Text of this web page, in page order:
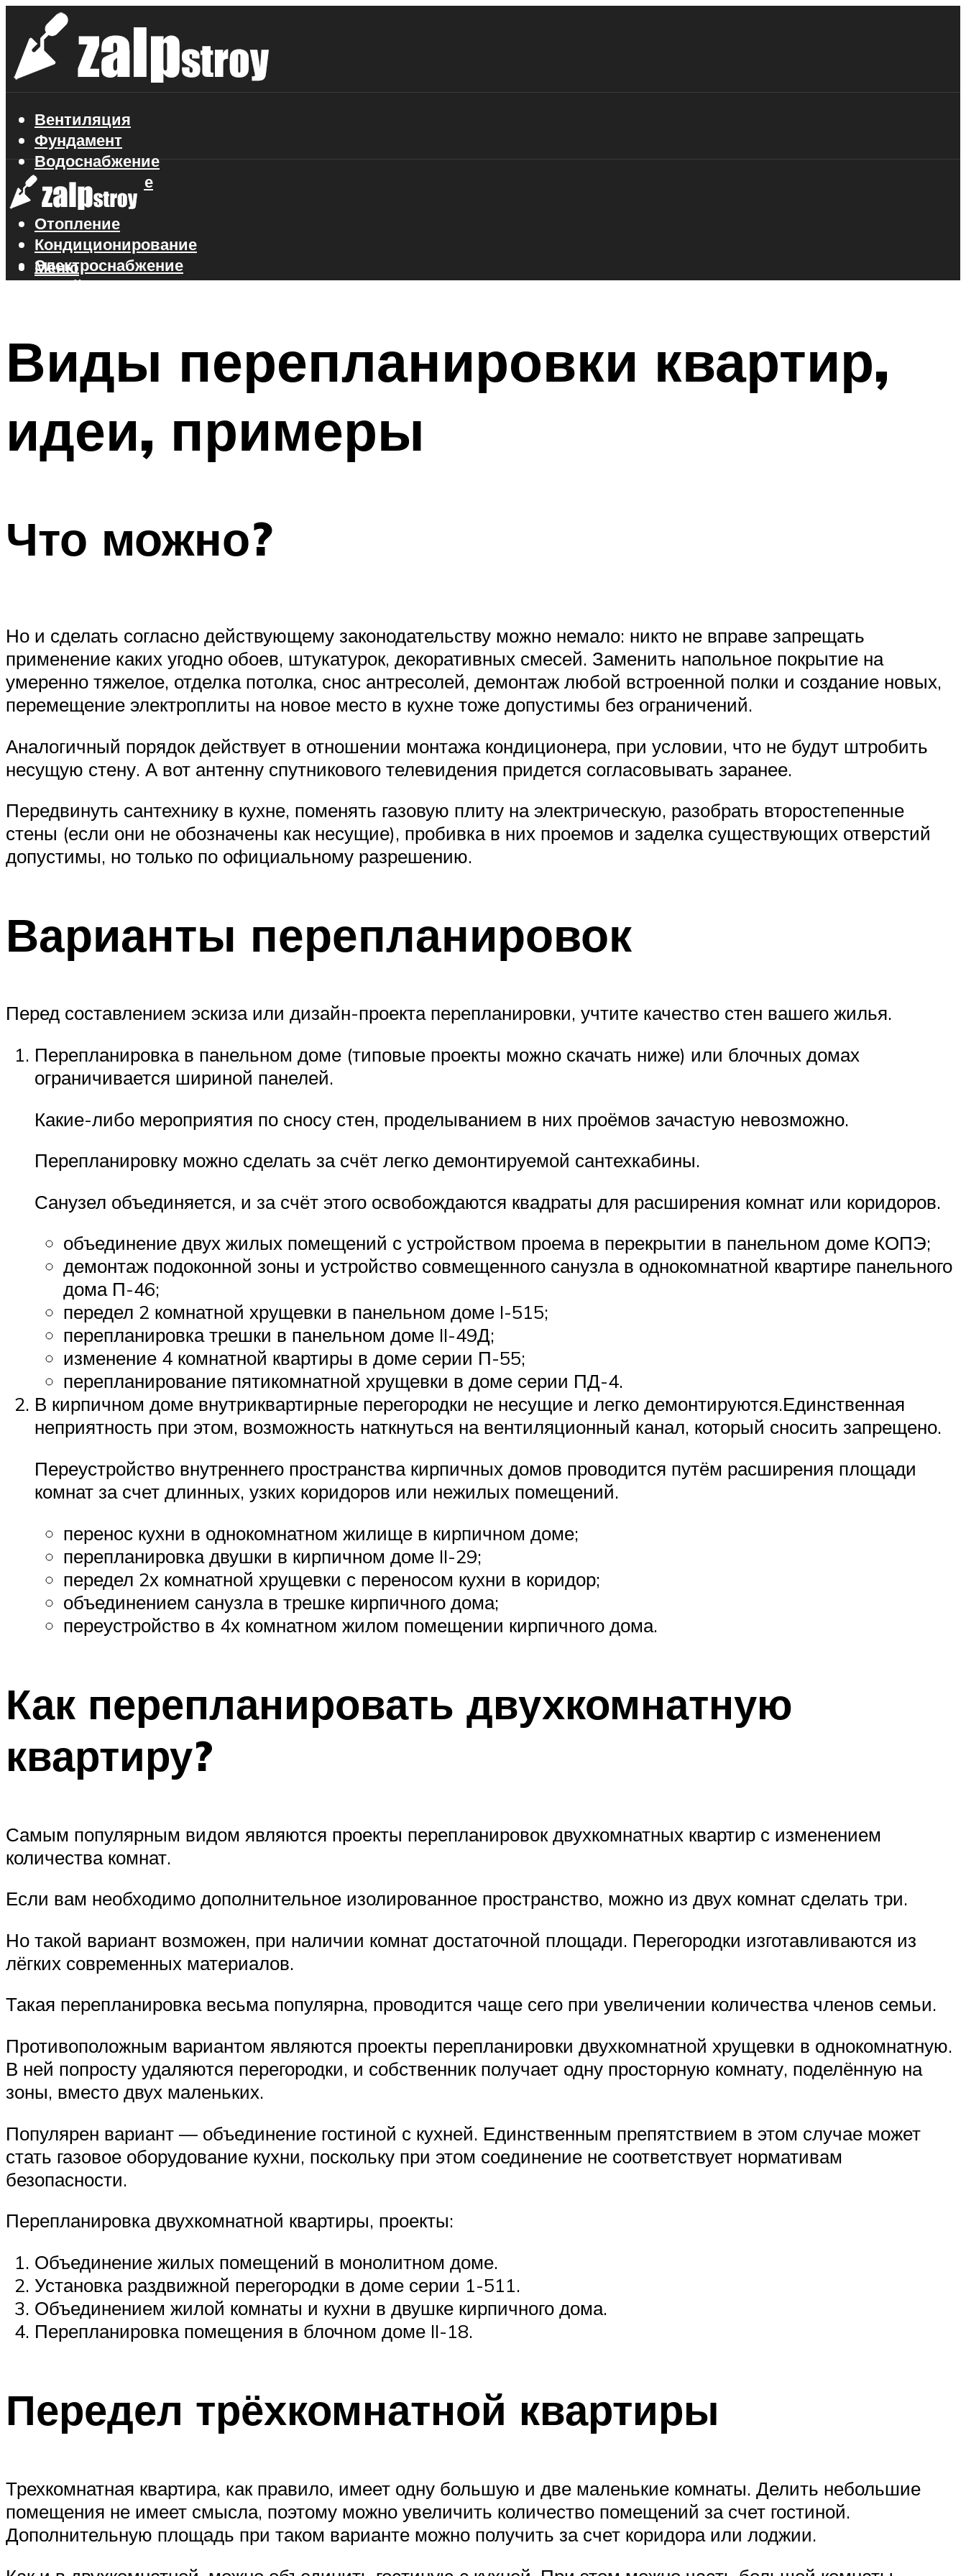
Вентиляция
Фундамент
Водоснабжение
Газоснабжение
Канализация
Отопление
Кондиционирование
Электроснабжение
Стройматериалы
Меню
Виды перепланировки квартир,
идеи, примеры
Что можно?
Но и сделать согласно действующему законодательству можно немало: никто не вправе запрещать
применение каких угодно обоев, штукатурок, декоративных смесей. Заменить напольное покрытие на
умеренно тяжелое, отделка потолка, снос антресолей, демонтаж любой встроенной полки и создание новых,
перемещение электроплиты на новое место в кухне тоже допустимы без ограничений.
Аналогичный порядок действует в отношении монтажа кондиционера, при условии, что не будут штробить
несущую стену. А вот антенну спутникового телевидения придется согласовывать заранее.
Передвинуть сантехнику в кухне, поменять газовую плиту на электрическую, разобрать второстепенные
стены (если они не обозначены как несущие), пробивка в них проемов и заделка существующих отверстий
допустимы, но только по официальному разрешению.
Варианты перепланировок
Перед составлением эскиза или дизайн-проекта перепланировки, учтите качество стен вашего жилья.
Перепланировка в панельном доме (типовые проекты можно скачать ниже) или блочных домах
ограничивается шириной панелей.
Какие-либо мероприятия по сносу стен, проделыванием в них проёмов зачастую невозможно.
Перепланировку можно сделать за счёт легко демонтируемой сантехкабины.
Санузел объединяется, и за счёт этого освобождаются квадраты для расширения комнат или коридоров.
объединение двух жилых помещений с устройством проема в перекрытии в панельном доме КОПЭ;
демонтаж подоконной зоны и устройство совмещенного санузла в однокомнатной квартире панельного
дома П-46;
передел 2 комнатной хрущевки в панельном доме I-515;
перепланировка трешки в панельном доме II-49Д;
изменение 4 комнатной квартиры в доме серии П-55;
перепланирование пятикомнатной хрущевки в доме серии ПД-4.
В кирпичном доме внутриквартирные перегородки не несущие и легко демонтируются.Единственная
неприятность при этом, возможность наткнуться на вентиляционный канал, который сносить запрещено.
Переустройство внутреннего пространства кирпичных домов проводится путём расширения площади
комнат за счет длинных, узких коридоров или нежилых помещений.
перенос кухни в однокомнатном жилище в кирпичном доме;
перепланировка двушки в кирпичном доме II-29;
передел 2х комнатной хрущевки с переносом кухни в коридор;
объединением санузла в трешке кирпичного дома;
переустройство в 4х комнатном жилом помещении кирпичного дома.
Как перепланировать двухкомнатную
квартиру?
Самым популярным видом являются проекты перепланировок двухкомнатных квартир с изменением
количества комнат.
Если вам необходимо дополнительное изолированное пространство, можно из двух комнат сделать три.
Но такой вариант возможен, при наличии комнат достаточной площади. Перегородки изготавливаются из
лёгких современных материалов.
Такая перепланировка весьма популярна, проводится чаще сего при увеличении количества членов семьи.
Противоположным вариантом являются проекты перепланировки двухкомнатной хрущевки в однокомнатную.
В ней попросту удаляются перегородки, и собственник получает одну просторную комнату, поделённую на
зоны, вместо двух маленьких.
Популярен вариант — объединение гостиной с кухней. Единственным препятствием в этом случае может
стать газовое оборудование кухни, поскольку при этом соединение не соответствует нормативам
безопасности.
Перепланировка двухкомнатной квартиры, проекты:
Объединение жилых помещений в монолитном доме.
Установка раздвижной перегородки в доме серии 1-511.
Объединением жилой комнаты и кухни в двушке кирпичного дома.
Перепланировка помещения в блочном доме II-18.
Передел трёхкомнатной квартиры
Трехкомнатная квартира, как правило, имеет одну большую и две маленькие комнаты. Делить небольшие
помещения не имеет смысла, поэтому можно увеличить количество помещений за счет гостиной.
Дополнительную площадь при таком варианте можно получить за счет коридора или лоджии.